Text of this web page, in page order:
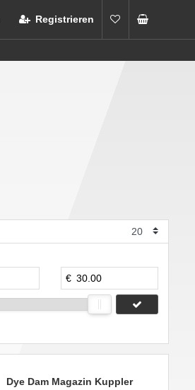
Registrieren
€
Dye Dam Magazin Kuppler